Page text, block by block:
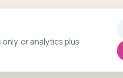
or analytics plus